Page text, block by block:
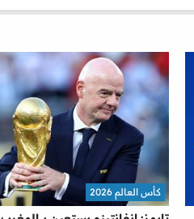
كأس العالم 2026